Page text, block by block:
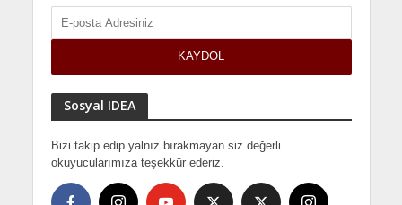
Sosyal IDEA
Bizi takip edip yalnız bırakmayan siz değerli
okuyucularımıza teşekkür ederiz.